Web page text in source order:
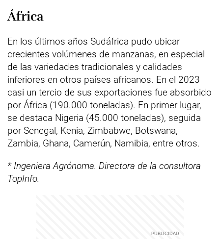
África
En los últimos años Sudáfrica pudo ubicar
crecientes volúmenes de manzanas, en especial
de las variedades tradicionales y calidades
inferiores en otros países africanos. En el 2023
casi un tercio de sus exportaciones fue absorbido
por África (190.000 toneladas). En primer lugar,
se destaca Nigeria (45.000 toneladas), seguida
por Senegal, Kenia, Zimbabwe, Botswana,
Zambia, Ghana, Camerún, Namibia, entre otros.
* Ingeniera Agrónoma. Directora de la consultora
TopInfo.